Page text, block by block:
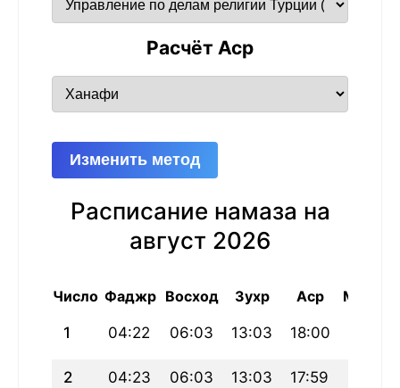
Расчёт Аср
Изменить метод
Расписание намаза на
август 2026
Число Фаджр Восход Зухр Аср Магриб
1 04:22 06:03 13:03 18:00
2 04:23 06:03 13:03 17:59